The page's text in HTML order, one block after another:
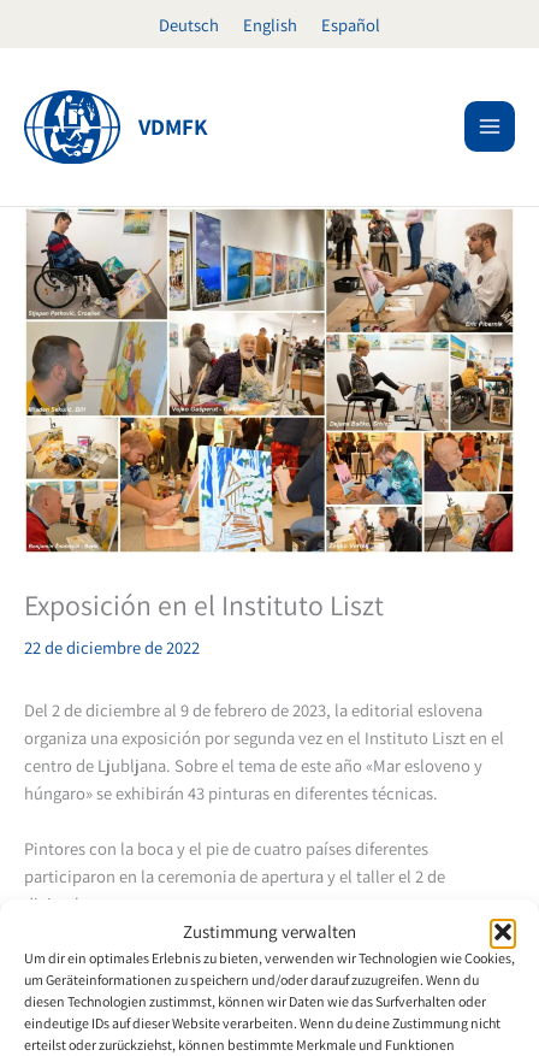
Zustimmung verwalten
Um dir ein optimales Erlebnis zu bieten, verwenden wir Technologien wie Cookies,
um Geräteinformationen zu speichern und/oder darauf zuzugreifen. Wenn du
diesen Technologien zustimmst, können wir Daten wie das Surfverhalten oder
eindeutige IDs auf dieser Website verarbeiten. Wenn du deine Zustimmung nicht
erteilst oder zurückziehst, können bestimmte Merkmale und Funktionen
Deutsch English Español
VDMFK
Exposición en el Instituto Liszt
22 de diciembre de 2022
Del 2 de diciembre al 9 de febrero de 2023, la editorial eslovena
organiza una exposición por segunda vez en el Instituto Liszt en el
centro de Ljubljana. Sobre el tema de este año «Mar esloveno y
húngaro» se exhibirán 43 pinturas en diferentes técnicas.
Pintores con la boca y el pie de cuatro países diferentes
participaron en la ceremonia de apertura y el taller el 2 de
diciembre:
De Eslovenia Vojko Gašperut, Benjamin Žnidaršič, Eric Pibernik y
Dominik Lozar
Desde Serbia Dejana Backo
Desde Croacia Stjepan Perković
De Bosnia y Herzegovina Mladen Sekulić.